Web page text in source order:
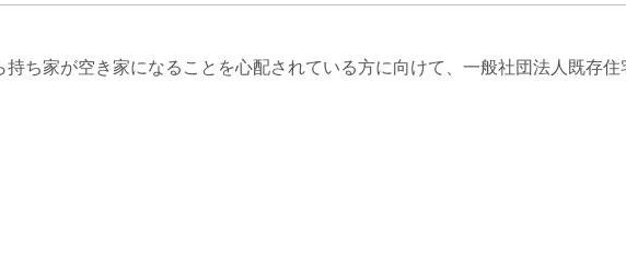
ち家が空き家になることを心配されている方に向けて、一般社団法人既存